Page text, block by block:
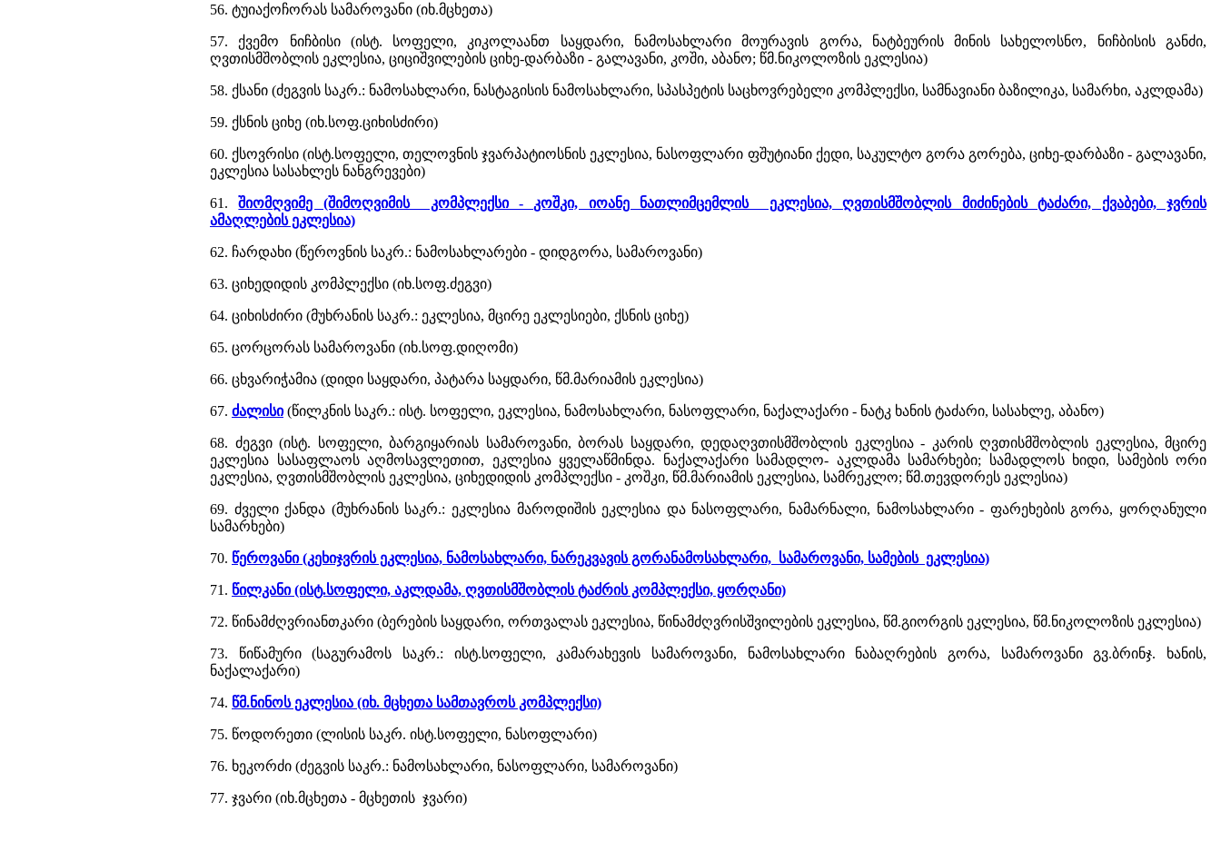
56. ტუიაქოჩორას სამაროვანი (იხ.მცხეთა)
57. ქვემო ნიჩბისი (ისტ. სოფელი, კიკოლაანთ საყდარი, ნამოსახლარი მოურავის გორა, ნატბეურის მინის სახელოსნო, ნიჩბისის განძი,
ღვთისმშობლის ეკლესია, ციციშვილების ციხე-დარბაზი - გალავანი, კოში, აბანო; წმ.ნიკოლოზის ეკლესია)
58. ქსანი (ძეგვის საკრ.: ნამოსახლარი, ნასტაგისის ნამოსახლარი, სპასპეტის საცხოვრებელი კომპლექსი, სამნავიანი ბაზილიკა, სამარხი, აკლდამა)
59. ქსნის ციხე (იხ.სოფ.ციხისძირი)
60. ქსოვრისი (ისტ.სოფელი, თელოვნის ჯვარპატიოსნის ეკლესია, ნასოფლარი ფშუტიანი ქედი, საკულტო გორა გორება, ციხე-დარბაზი - გალავანი,
ეკლესია სასახლეს ნანგრევები)
61.შიომღვიმე (შიმოღვიმის კომპლექსი - კოშკი, იოანე ნათლიმცემლის ეკლესია, ღვთისმშობლის მიძინების ტაძარი, ქვაბები, ჯვრის
ამაღლების ეკლესია)
62. ჩარდახი (წეროვნის საკრ.: ნამოსახლარები - დიდგორა, სამაროვანი)
63. ციხედიდის კომპლექსი (იხ.სოფ.ძეგვი)
64. ციხისძირი (მუხრანის საკრ.: ეკლესია, მცირე ეკლესიები, ქსნის ციხე)
65. ცორცორას სამაროვანი (იხ.სოფ.დიღომი)
66. ცხვარიჭამია (დიდი საყდარი, პატარა საყდარი, წმ.მარიამის ეკლესია)
67. ძალისი(წილკნის საკრ.: ისტ. სოფელი, ეკლესია, ნამოსახლარი, ნასოფლარი, ნაქალაქარი - ნატკ ხანის ტაძარი, სასახლე, აბანო)
68. ძეგვი (ისტ. სოფელი, ბარგიყარიას სამაროვანი, ბორას საყდარი, დედაღვთისმშობლის ეკლესია - კარის ღვთისმშობლის ეკლესია, მცირე
ეკლესია სასაფლაოს აღმოსავლეთით, ეკლესია ყველაწმინდა. ნაქალაქარი სამადლო- აკლდამა სამარხები; სამადლოს ხიდი, სამების ორი
ეკლესია, ღვთისმშობლის ეკლესია, ციხედიდის კომპლექსი - კოშკი, წმ.მარიამის ეკლესია, სამრეკლო; წმ.თევდორეს ეკლესია)
69. ძველი ქანდა (მუხრანის საკრ.: ეკლესია მაროდიშის ეკლესია და ნასოფლარი, ნამარნალი, ნამოსახლარი - ფარეხების გორა, ყორღანული
სამარხები)
70. წეროვანი (კეხიჯვრის ეკლესია, ნამოსახლარი, ნარეკვავის გორანამოსახლარი, სამაროვანი, სამების ეკლესია)
71. წილკანი (ისტ.სოფელი, აკლდამა, ღვთისმშობლის ტაძრის კომპლექსი, ყორღანი)
72. წინამძღვრიანთკარი (ბერების საყდარი, ორთვალას ეკლესია, წინამძღვრისშვილების ეკლესია, წმ.გიორგის ეკლესია, წმ.ნიკოლოზის ეკლესია)
73. წიწამური (საგურამოს საკრ.: ისტ.სოფელი, კამარახევის სამაროვანი, ნამოსახლარი ნაბაღრების გორა, სამაროვანი გვ.ბრინჯ. ხანის,
ნაქალაქარი)
74. წმ.ნინოს ეკლესია (იხ. მცხეთა სამთავროს კომპლექსი)
75. წოდორეთი (ლისის საკრ. ისტ.სოფელი, ნასოფლარი)
76. ხეკორძი (ძეგვის საკრ.: ნამოსახლარი, ნასოფლარი, სამაროვანი)
77. ჯვარი (იხ.მცხეთა - მცხეთის ჯვარი)